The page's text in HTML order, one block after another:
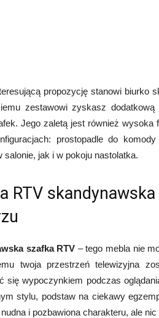
propozycję stanowi biurko
zestawowi zyskasz
Jego zaletą jest również
prostopadle do
salonie, jak i w pokoju nastolatka.
RTV
szafka RTV – tego mebla nie
twoja przestrzeń telewizyjna
się wypoczynkiem podczas
stylu, podstaw na ciekawy
i pozbawiona charakteru, ale